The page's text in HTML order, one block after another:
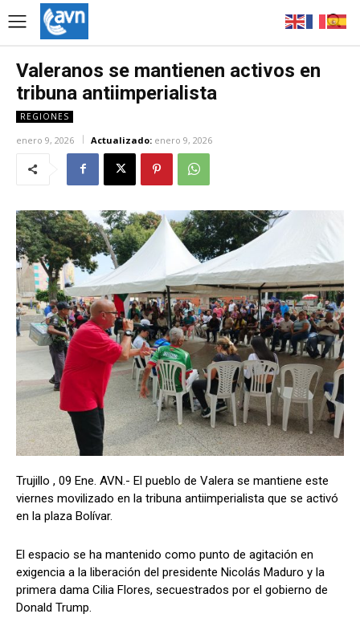
Valeranos se mantienen activos en
tribuna antiimperialista
REGIONES
enero 9, 2026 Actualizado: enero 9, 2026
Trujillo , 09 Ene. AVN.- El pueblo de Valera se mantiene este
viernes movilizado en la tribuna antiimperialista que se activó
en la plaza Bolívar.
El espacio se ha mantenido como punto de agitación en
exigencia a la liberación del presidente Nicolás Maduro y la
primera dama Cilia Flores, secuestrados por el gobierno de
Donald Trump.